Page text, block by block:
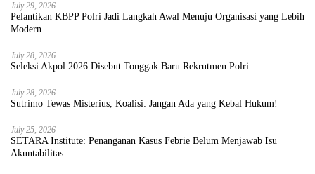
July 29, 2026
Pelantikan KBPP Polri Jadi Langkah Awal Menuju Organisasi yang Lebih
Modern
July 28, 2026
Seleksi Akpol 2026 Disebut Tonggak Baru Rekrutmen Polri
July 28, 2026
Sutrimo Tewas Misterius, Koalisi: Jangan Ada yang Kebal Hukum!
July 25, 2026
SETARA Institute: Penanganan Kasus Febrie Belum Menjawab Isu
Akuntabilitas